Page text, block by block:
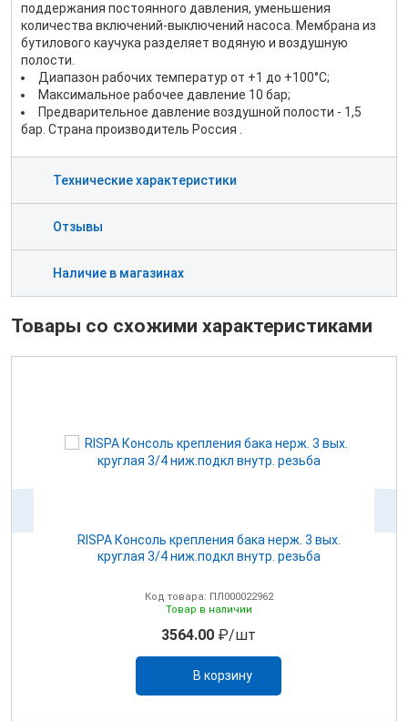
поддержания постоянного давления, уменьшения
количества включений-выключений насоса. Мембрана из
бутилового каучука разделяет водяную и воздушную
полости.
Диапазон рабочих температур от +1 до +100°С;
Максимальное рабочее давление 10 бар;
Предварительное давление воздушной полости - 1,5
бар. Страна производитель Россия .
Технические характеристики
Отзывы
Наличие в магазинах
Товары со схожими характеристиками
RISPA Консоль крепления бака нерж. 3 вых.
круглая 3/4 ниж.подкл внутр. резьба
Код товара: ПЛ000022962
Товар в наличии
3564.00 ₽/шт
В корзину